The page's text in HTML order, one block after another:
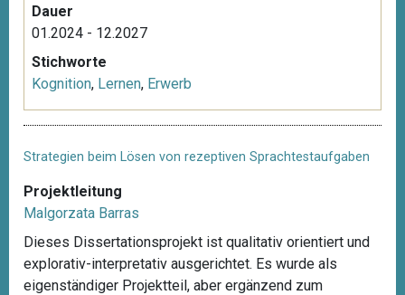
Dauer
01.2024 - 12.2027
Stichworte
Kognition, Lernen, Erwerb
Strategien beim Lösen von rezeptiven Sprachtestaufgaben
Projektleitung
Malgorzata Barras
Dieses Dissertationsprojekt ist qualitativ orientiert und
explorativ-interpretativ ausgerichtet. Es wurde als
eigenständiger Projektteil, aber ergänzend zum